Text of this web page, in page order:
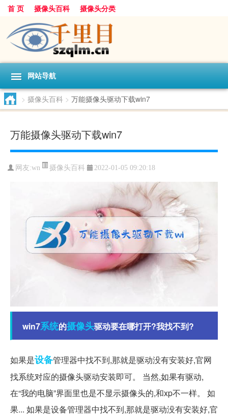
首 页 摄像头百科 摄像头分类
网站导航
> 摄像头百科 > 万能摄像头驱动下载win7
万能摄像头驱动下载win7
网友:wn 摄像头百科 2022-01-05 09:20:18
win7系统的摄像头驱动要在哪打开?我找不到?
如果是设备管理器中找不到,那就是驱动没有安装好,官网
找系统对应的摄像头驱动安装即可。 当然,如果有驱动,
在“我的电脑”界面里也是不显示摄像头的,和xp不一样。 如
果... 如果是设备管理器中找不到,那就是驱动没有安装好,官